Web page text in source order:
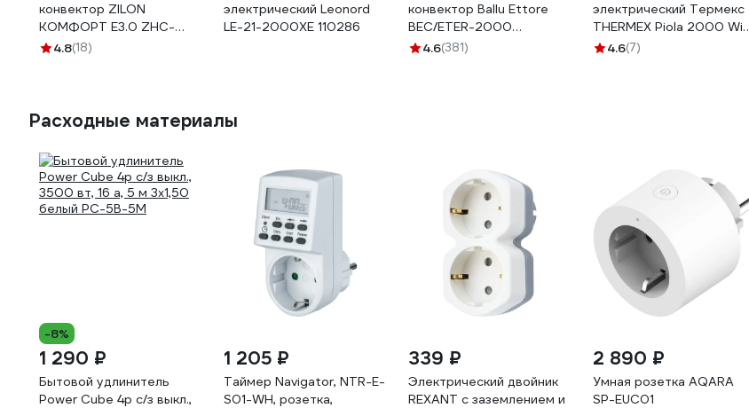
конвектор ZILON
КОМФОРТ Е3.0 ZHC-
2000 E3.0
4.8(18)
электрический Leonord
LE-21-2000XE 110286
конвектор Ballu Ettore
BEC/ETER-2000
НС-1135155
4.6(381)
электрический Термекс
THERMEX Piola 2000 Wi-
Fi ЭдЭБ05239
4.6(7)
Расходные материалы
-8%
1 290 ₽
Бытовой удлинитель
Power Cube 4р с/з выкл.,
1 205 ₽
Таймер Navigator, NTR-E-
S01-WH, розетка,
339 ₽
Электрический двойник
REXANT с заземлением и
2 890 ₽
Умная розетка AQARA
SP-EUC01